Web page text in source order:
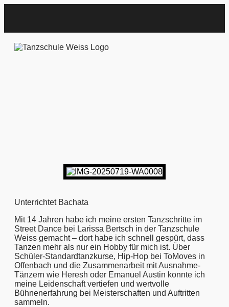
Unterrichtet Bachata
Mit 14 Jahren habe ich meine ersten Tanzschritte im
Street Dance bei Larissa Bertsch in der Tanzschule
Weiss gemacht – dort habe ich schnell gespürt, dass
Tanzen mehr als nur ein Hobby für mich ist. Über
Schüler-Standardtanzkurse, Hip-Hop bei ToMoves in
Offenbach und die Zusammenarbeit mit Ausnahme-
Tänzern wie Heresh oder Emanuel Austin konnte ich
meine Leidenschaft vertiefen und wertvolle
Bühnenerfahrung bei Meisterschaften und Auftritten
sammeln.